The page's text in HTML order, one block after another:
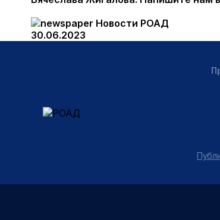
Новости РОАД
30.06.2023